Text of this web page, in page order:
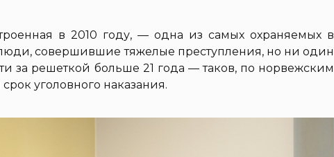
в 2010 году, — одна из самых охраняемых в
совершившие тяжелые преступления, но ни один
за решеткой больше 21 года — таков, по норвежским
уголовного наказания.